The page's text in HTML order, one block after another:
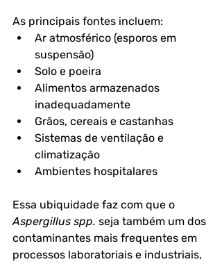
As principais fontes incluem:
Ar atmosférico (esporos em
suspensão)
Solo e poeira
Alimentos armazenados
inadequadamente
Grãos, cereais e castanhas
Sistemas de ventilação e
climatização
Ambientes hospitalares
Essa ubiquidade faz com que o
Aspergillus spp. seja também um dos
contaminantes mais frequentes em
processos laboratoriais e industriais,